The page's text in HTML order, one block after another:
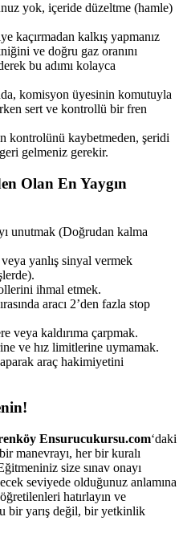
yok, içeride düzeltme (hamle)
kaçırmadan kalkış yapmanız
ve doğru gaz oranını
bu adımı kolayca
komisyon üyesinin komutuyla
sert ve kontrollü bir fren
kontrolünü kaybetmeden, şeridi
gelmeniz gerekir.
Olan En Yaygın
unutmak (Doğrudan kalma
yanlış sinyal vermek
ihmal etmek.
aracı 2’den fazla stop
veya kaldırıma çarpmak.
ve hız limitlerine uymamak.
araç hakimiyetini
Ensurucukursu.com‘daki
manevrayı, her bir kuralı
size sınav onayı
seviyede olduğunuz anlamına
hatırlayın ve
bir yarış değil, bir yetkinlik